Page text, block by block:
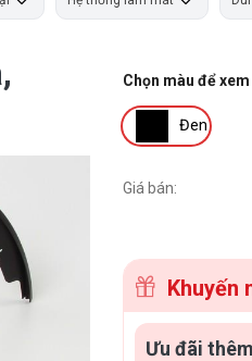
Chọn màu để
Đen
Giá bán:
Khuyến
Ưu đãi thêm